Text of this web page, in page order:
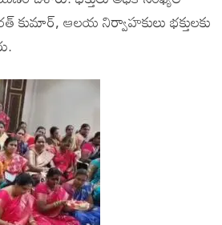
కుమార్, ఆలయ నిర్వాహకులు భక్తులకు